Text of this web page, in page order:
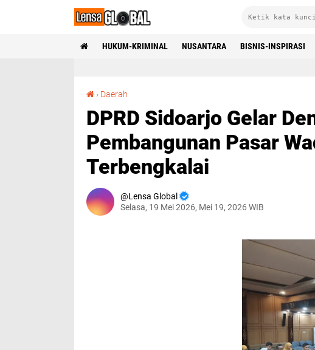
HUKUM-KRIMINAL NUSANTARA BISNIS-INSPIRASI
› Daerah
DPRD Sidoarjo Gelar
Pembangunan Pasar
Terbengkalai
Lensa Global
Selasa, 19 Mei 2026, Mei 19, 2026 WIB